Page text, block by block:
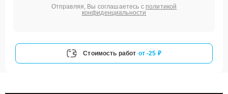
Отправляя, Вы соглашаетесь с политикой
конфиденциальности
Стоимость работ от -25 ₽